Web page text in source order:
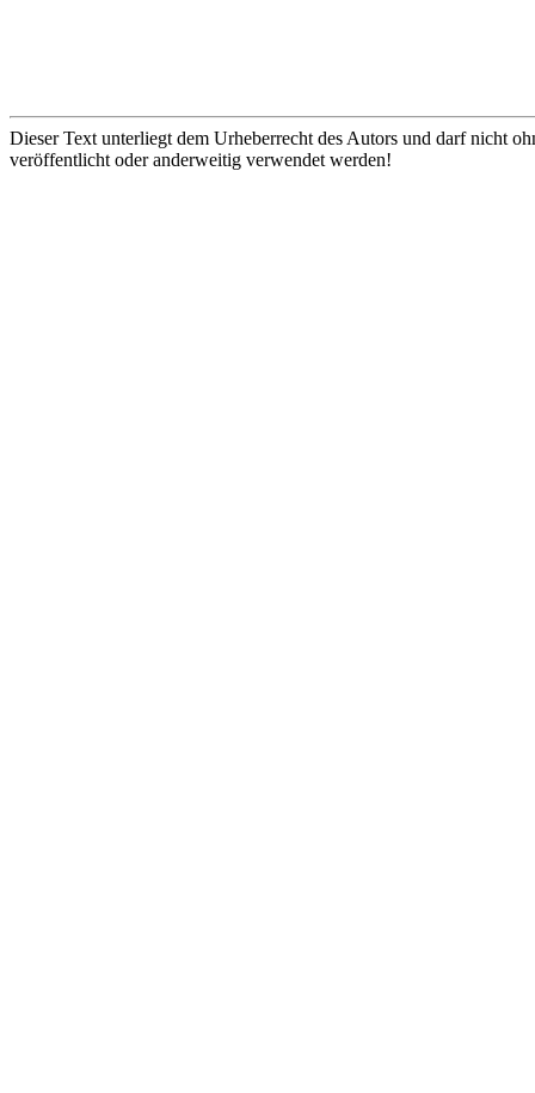
Dieser Text unterliegt dem Urheberrecht des Autors und darf nicht
veröffentlicht oder anderweitig verwendet werden!